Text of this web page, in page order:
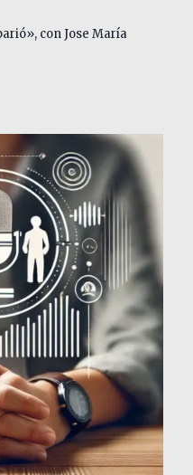
con Jose María